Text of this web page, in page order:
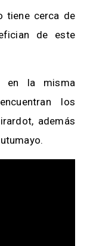
tiene cerca de
de este
en la misma
los
además